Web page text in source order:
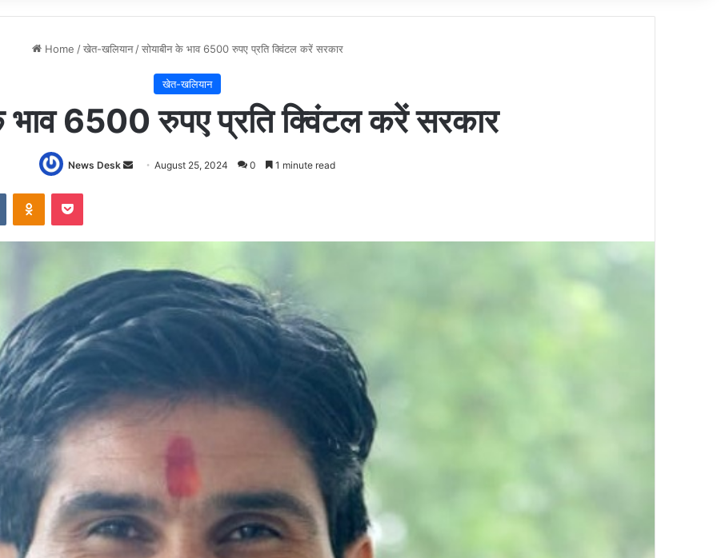
Home / खेत-खलियान / सोयाबीन के भाव 6500 रुपए प्रति क्विंटल करें सरकार
खेत-खलियान
भाव 6500 रुपए प्रति क्विंटल करें सरकार
News Desk
SendAugust 25, 2024 0 1 minute read
VKontakteOdnoklassniki
Pocket